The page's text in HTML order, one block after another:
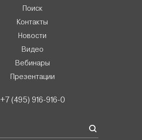
Поиск
Контакты
Новости
Видео
Вебинары
Презентации
+7 (495) 916-916-0